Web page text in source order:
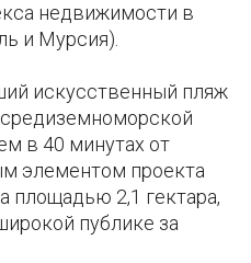
недвижимости в
и Мурсия).
искусственный пляж
в 40 минутах от
элементом проекта
площадью 2,1 гектара,
публике за